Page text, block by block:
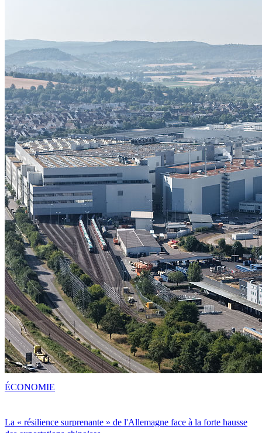
La « résilience surprenante » de l'Allemagne face à la forte hausse
ÉCONOMIE